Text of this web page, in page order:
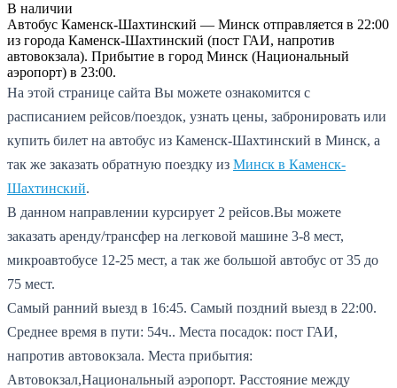
В наличии
Автобус Каменск-Шахтинский — Минск отправляется в 22:00
из города Каменск-Шахтинский (пост ГАИ, напротив
автовокзала). Прибытие в город Минск (Национальный
аэропорт) в 23:00.
На этой странице сайта Вы можете ознакомится с
расписанием рейсов/поездок, узнать цены, забронировать или
купить билет на автобус из Каменск-Шахтинский в Минск, а
так же заказать обратную поездку из Минск в Каменск-
Шахтинский.
В данном направлении курсирует 2 рейсов.Вы можете
заказать аренду/трансфер на легковой машине 3-8 мест,
микроавтобусе 12-25 мест, а так же большой автобус от 35 до
75 мест.
Самый ранний выезд в 16:45. Самый поздний выезд в 22:00.
Среднее время в пути: 54ч.. Места посадок: пост ГАИ,
напротив автовокзала. Места прибытия:
Автовокзал,Национальный аэропорт. Расстояние между